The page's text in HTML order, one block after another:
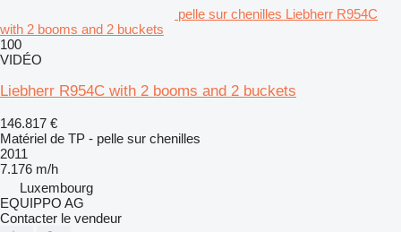
pelle sur chenilles Liebherr R954C
with 2 booms and 2 buckets
100
VIDÉO
Liebherr R954C with 2 booms and 2 buckets
146.817 €
Matériel de TP - pelle sur chenilles
2011
7.176 m/h
Luxembourg
EQUIPPO AG
Contacter le vendeur